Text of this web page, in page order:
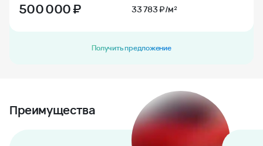
500 000₽ 33 783 ₽/м²
Получить предложение
Преимущества